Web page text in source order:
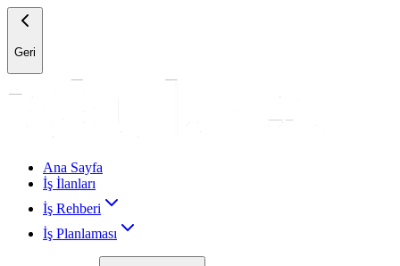
Geri
Ana Sayfa
İş İlanları
İş Rehberi
İş Planlaması